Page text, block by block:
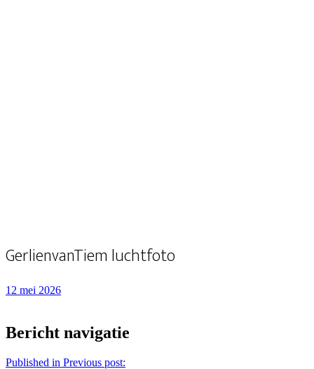
GerlienvanTiem luchtfoto
12 mei 2026
Bericht navigatie
Published in Previous post: